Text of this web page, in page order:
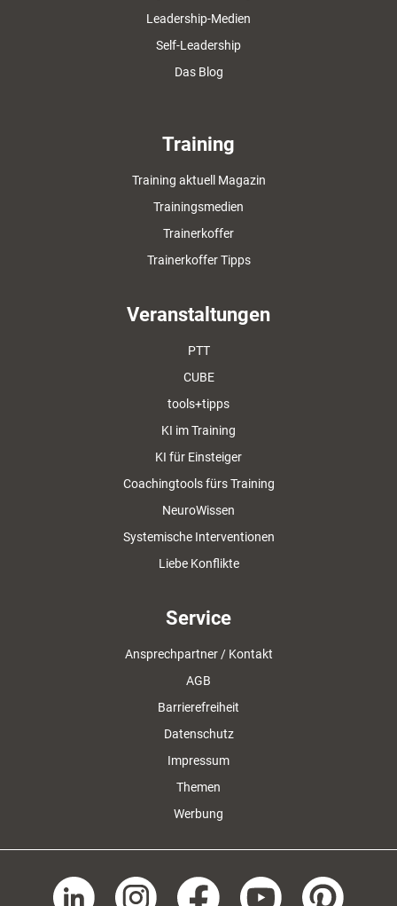
Leadership-Medien
Self-Leadership
Das Blog
Training
Training aktuell Magazin
Trainingsmedien
Trainerkoffer
Trainerkoffer Tipps
Veranstaltungen
PTT
CUBE
tools+tipps
KI im Training
KI für Einsteiger
Coachingtools fürs Training
NeuroWissen
Systemische Interventionen
Liebe Konflikte
Service
Ansprechpartner / Kontakt
AGB
Barrierefreiheit
Datenschutz
Impressum
Themen
Werbung